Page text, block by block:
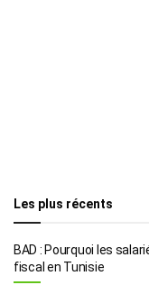
Les plus récents
BAD : Pourquoi les
fiscal en Tunisie